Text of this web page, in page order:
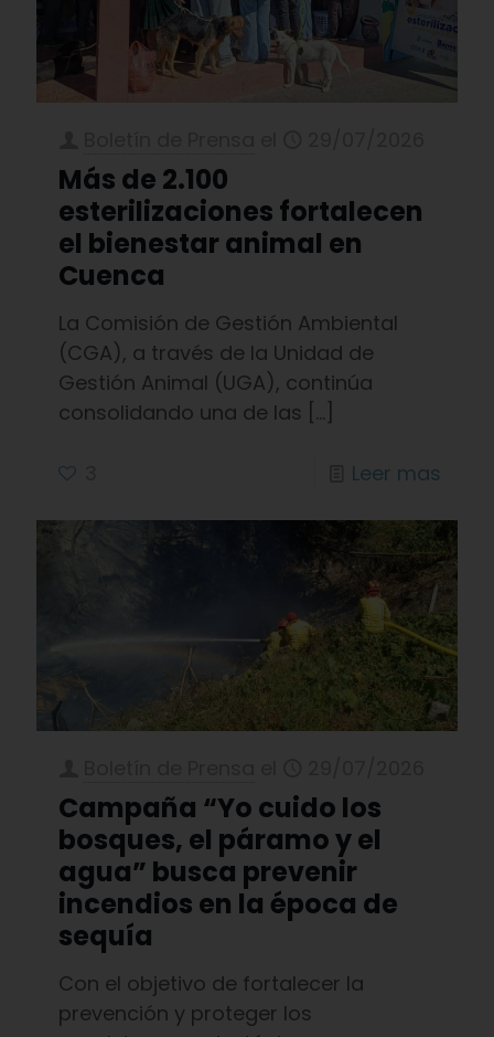
Más de 2.100
esterilizaciones fortalecen
el bienestar animal en
Cuenca
La Comisión de Gestión Ambiental
(CGA), a través de la Unidad de
Gestión Animal (UGA), continúa
consolidando una de las […]
Leer mas
Campaña “Yo cuido los
bosques, el páramo y el
agua” busca prevenir
incendios en la época de
sequía
Con el objetivo de fortalecer la
prevención y proteger los